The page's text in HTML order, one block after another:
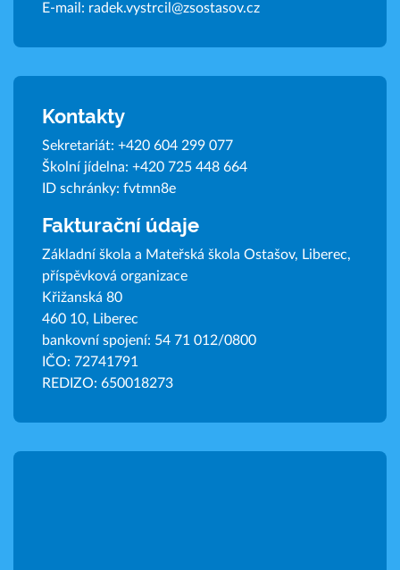
E-mail: radek.vystrcil@zsostasov.cz
Kontakty
Sekretariát: +420 604 299 077
Školní jídelna: +420 725 448 664
ID schránky: fvtmn8e
Fakturační údaje
Základní škola a Mateřská škola Ostašov, Liberec,
příspěvková organizace
Křižanská 80
460 10, Liberec
bankovní spojení: 54 71 012/0800
IČO: 72741791
REDIZO: 650018273